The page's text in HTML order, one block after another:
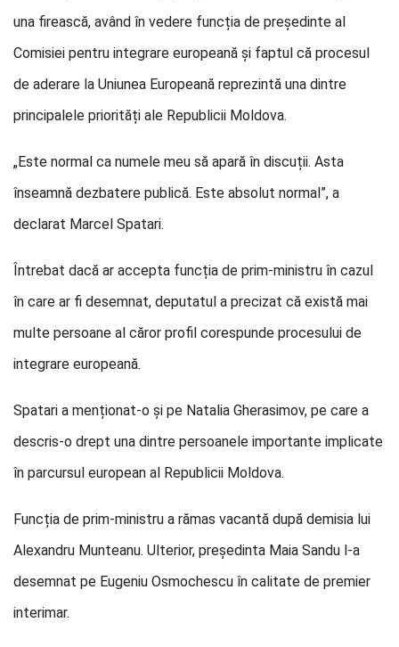
una firească, având în vedere funcția de președinte al
Comisiei pentru integrare europeană și faptul că procesul
de aderare la Uniunea Europeană reprezintă una dintre
principalele priorități ale Republicii Moldova.
„Este normal ca numele meu să apară în discuții. Asta
înseamnă dezbatere publică. Este absolut normal”, a
declarat Marcel Spatari.
Întrebat dacă ar accepta funcția de prim-ministru în cazul
în care ar fi desemnat, deputatul a precizat că există mai
multe persoane al căror profil corespunde procesului de
integrare europeană.
Spatari a menționat-o și pe Natalia Gherasimov, pe care a
descris-o drept una dintre persoanele importante implicate
în parcursul european al Republicii Moldova.
Funcția de prim-ministru a rămas vacantă după demisia lui
Alexandru Munteanu. Ulterior, președinta Maia Sandu l-a
desemnat pe Eugeniu Osmochescu în calitate de premier
interimar.